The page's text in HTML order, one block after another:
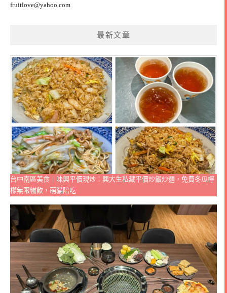
fruitlove@yahoo.com
最新文章
台中南區美食｜味興平價現炒：興大生私藏平價炒飯炒麵，免費冬瓜檸
檬無限暢飲，萌貓陪吃